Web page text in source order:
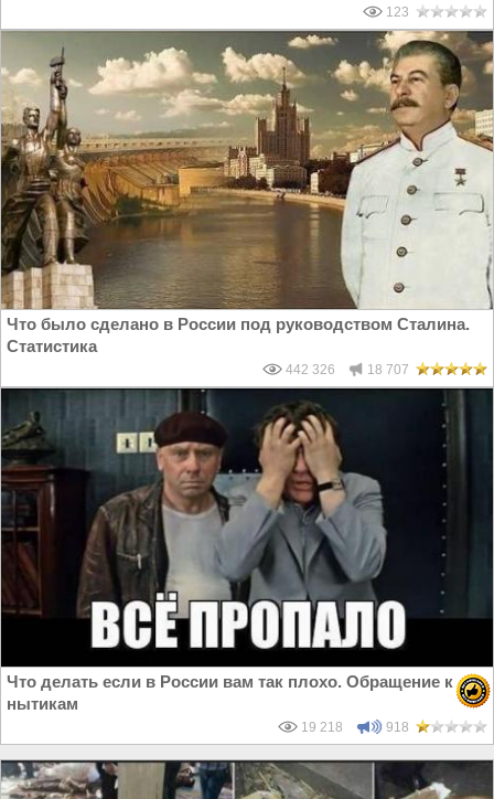
123
Что было сделано в России под руководством Сталина.
Статистика
442 326 18 707
Что делать если в России вам так плохо. Обращение к
нытикам
19 218 918